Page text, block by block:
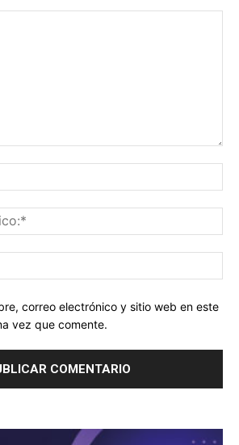
correo electrónico y sitio web en este
vez que comente.